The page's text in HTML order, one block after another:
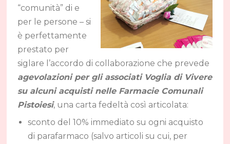
“comunità” di e
per le persone – si
è perfettamente
prestato per
siglare l’accordo di collaborazione che prevede
agevolazioni per gli associati Voglia di Vivere
su alcuni acquisti nelle Farmacie Comunali
Pistoiesi, una carta fedeltà così articolata:
sconto del 10% immediato su ogni acquisto
di parafarmaco (salvo articoli su cui, per